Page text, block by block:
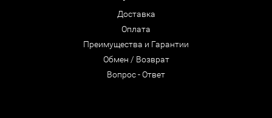
Доставка
Оплата
Преимущества и Гарантии
Обмен / Возврат
Вопрос - Ответ